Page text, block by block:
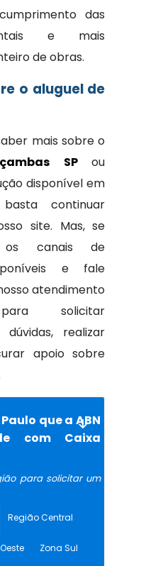
das
e mais
de obras.
o aluguel de
mais sobre o
SPou
disponível em
continuar
site. Mas, se
os canais de
e fale
atendimento
para solicitar
realizar
apoio sobre
que a ABN
com Caixa
para solicitar um
Região Central
Zona Sul